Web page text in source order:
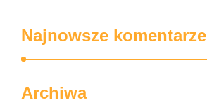
Najnowsze komentarze
Archiwa